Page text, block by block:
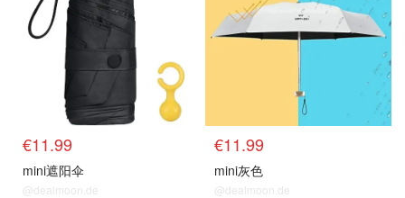
€11.99
mini遮阳伞
@dealmoon.de
€11.99
mini灰色
@dealmoon.de